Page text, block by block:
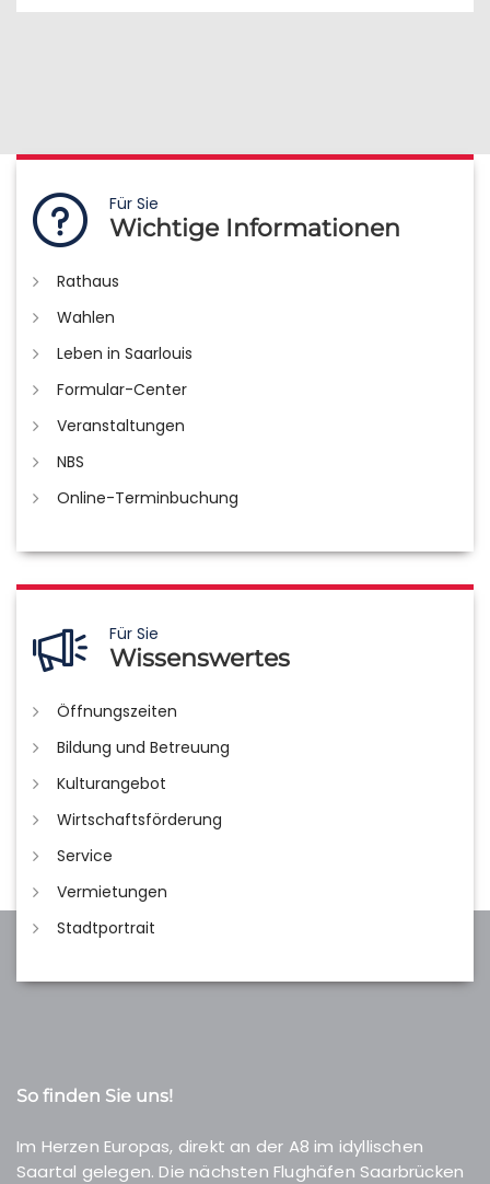
Für Sie
Wichtige Informationen
Rathaus
Wahlen
Leben in Saarlouis
Formular-Center
Veranstaltungen
NBS
Online-Terminbuchung
Für Sie
Wissenswertes
Öffnungszeiten
Bildung und Betreuung
Kulturangebot
Wirtschaftsförderung
Service
Vermietungen
Stadtportrait
So finden Sie uns!
Im Herzen Europas, direkt an der A8 im idyllischen
Saartal gelegen. Die nächsten Flughäfen Saarbrücken